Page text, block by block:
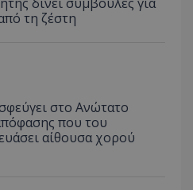
τη ζέστη
στο Ανώτατο
που του
αίθουσα χορού